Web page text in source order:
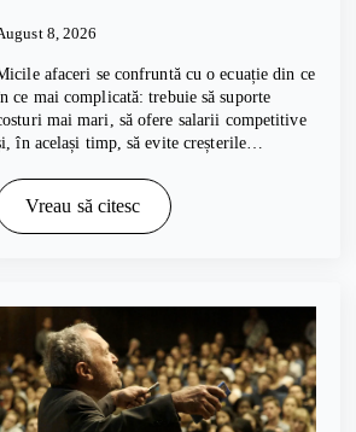
8, 2026
afaceri se confruntă cu o ecuație din ce
ce mai complicată: trebuie să suporte
mai mari, să ofere salarii competitive
în același timp, să evite creșterile…
Vreau să citesc